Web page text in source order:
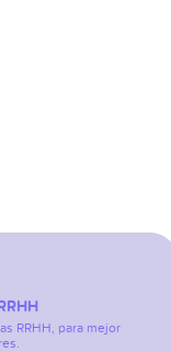
RRHH, para mejor